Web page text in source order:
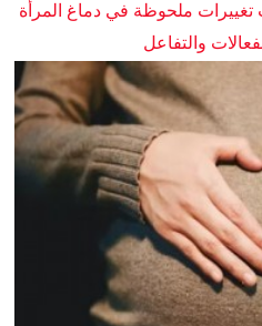
ملحوظة في دماغ المرأة
والتفاعل